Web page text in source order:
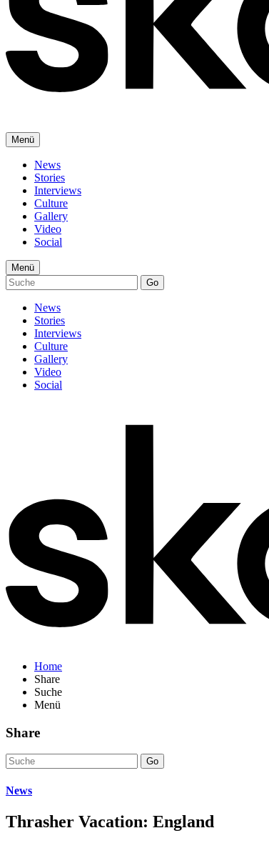
Menü
News
Stories
Interviews
Culture
Gallery
Video
Social
Menü
Go
News
Stories
Interviews
Culture
Gallery
Video
Social
Home
Share
Suche
Menü
Share
Go
News
Thrasher Vacation: England